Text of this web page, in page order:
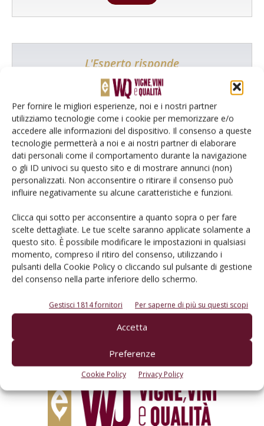
Per fornire le migliori esperienze, noi e i nostri partner
utilizziamo tecnologie come i cookie per memorizzare e/o
accedere alle informazioni del dispositivo. Il consenso a queste
tecnologie permetterà a noi e ai nostri partner di elaborare
dati personali come il comportamento durante la navigazione
o gli ID univoci su questo sito e di mostrare annunci (non)
personalizzati. Non acconsentire o ritirare il consenso può
influire negativamente su alcune caratteristiche e funzioni.
Clicca qui sotto per acconsentire a quanto sopra o per fare
scelte dettagliate. Le tue scelte saranno applicate solamente a
questo sito. È possibile modificare le impostazioni in qualsiasi
momento, compreso il ritiro del consenso, utilizzando i
pulsanti della Cookie Policy o cliccando sul pulsante di gestione
del consenso nella parte inferiore dello schermo.
Gestisci 1814 fornitori Per saperne di più su questi scopi
Accetta
Preferenze
Cookie Policy Privacy Policy
L'Esperto risponde
I consigli di Terra e Vita agli agricoltori
Cerca adesso
Rimani aggiornato sul mondo
dell’agricoltura
Iscriviti alle nostre newsletter